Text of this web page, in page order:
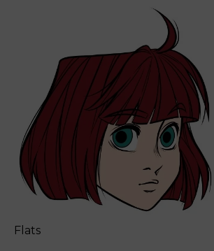
Flats